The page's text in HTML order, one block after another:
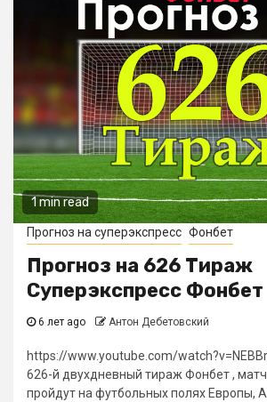
1 min read
Прогноз на суперэкспресс Фонбет
Прогноз на 626 Тираж
Суперэкспресс Фонбет
6 лет ago Антон Дебетовский
https://www.youtube.com/
626-й двухдневный тираж Фонбет ,
пройдут на футбольных полях Европы,